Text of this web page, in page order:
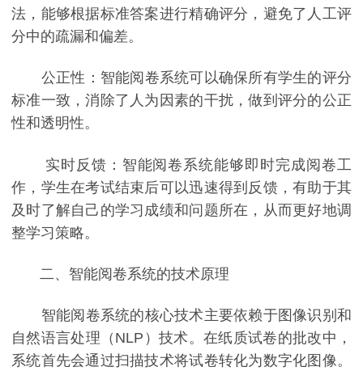
法，能够根据标准答案进行精确评分，避免了人工评
分中的疏漏和偏差。
公正性：智能阅卷系统可以确保所有学生的评分
标准一致，消除了人为因素的干扰，做到评分的公正
性和透明性。
实时反馈：智能阅卷系统能够即时完成阅卷工
作，学生在考试结束后可以迅速得到反馈，有助于其
及时了解自己的学习成绩和问题所在，从而更好地调
整学习策略。
二、智能阅卷系统的技术原理
智能阅卷系统的核心技术主要依赖于图像识别和
自然语言处理（NLP）技术。在纸质试卷的批改中，
系统首先会通过扫描技术将试卷转化为数字化图像。